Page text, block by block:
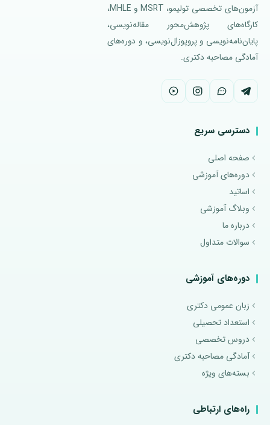
آزمون‌های تخصصی تولیمو، MSRT و MHLE،
کارگاه‌های پژوهش‌محور مقاله‌نویسی،
پایان‌نامه‌نویسی و پروپوزال‌نویسی، و دوره‌های
آمادگی مصاحبه دکتری.
دسترسی سریع
صفحه اصلی
دوره‌های آموزشی
اساتید
وبلاگ آموزشی
درباره ما
سوالات متداول
دوره‌های آموزشی
زبان عمومی دکتری
استعداد تحصیلی
دروس تخصصی
آمادگی مصاحبه دکتری
بسته‌های ویژه
راه‌های ارتباطی